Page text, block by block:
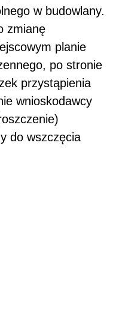
w budowlany.
zmianę
planie
po stronie
przystąpienia
wnioskodawcy
do wszczęcia